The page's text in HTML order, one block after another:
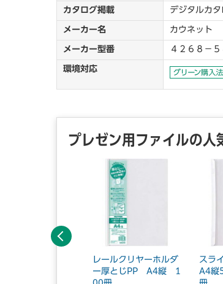
カタログ掲載 デジタルカ
メーカー名 カウネット
メーカー型番 ４２６８－
環境対応
プレゼン用ファイルの人
レールクリヤーホルダ
ー厚とじPP A4縦 1
スラ
A4縦
前へ